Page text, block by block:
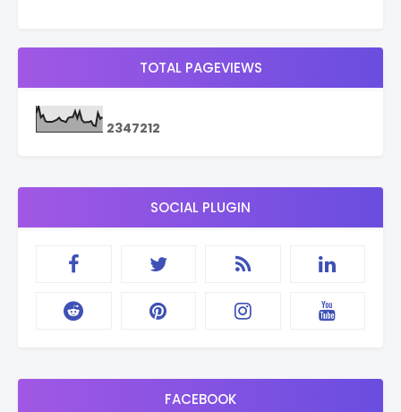
TOTAL PAGEVIEWS
2347212
SOCIAL PLUGIN
FACEBOOK